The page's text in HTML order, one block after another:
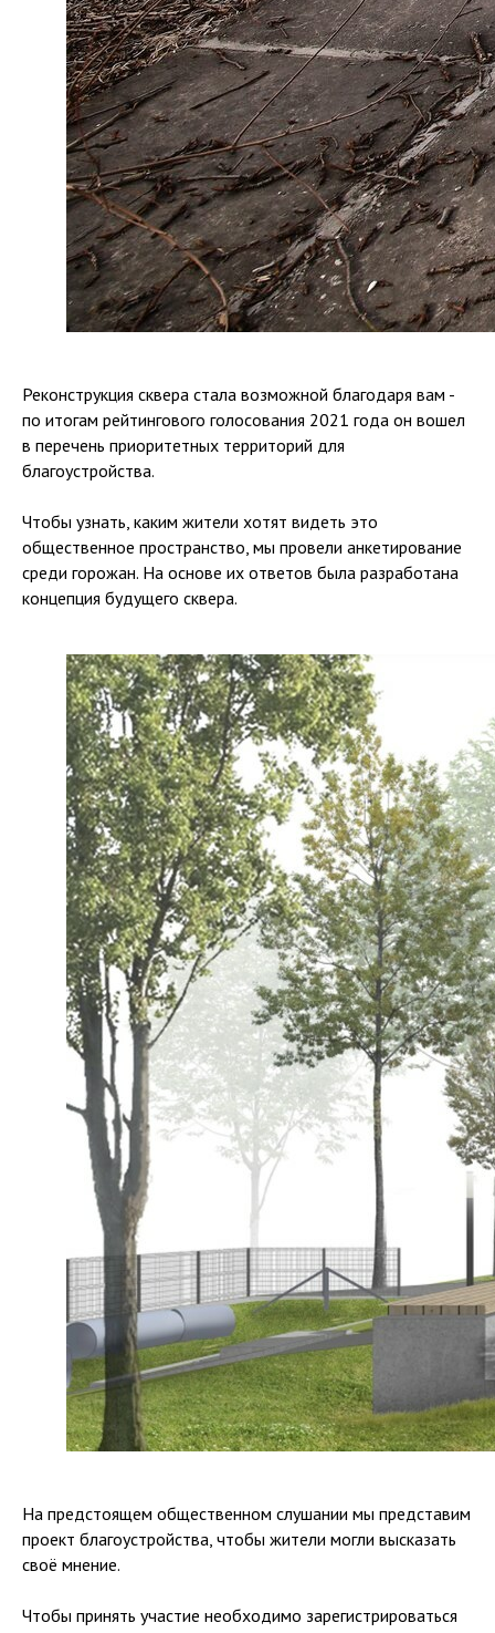
Реконструкция сквера стала возможной благодаря вам -
по итогам рейтингового голосования 2021 года он вошел
в перечень приоритетных территорий для
благоустройства.
Чтобы узнать, каким жители хотят видеть это
общественное пространство, мы провели анкетирование
среди горожан. На основе их ответов была разработана
концепция будущего сквера.
На предстоящем общественном слушании мы представим
проект благоустройства, чтобы жители могли высказать
своё мнение.
Чтобы принять участие необходимо зарегистрироваться